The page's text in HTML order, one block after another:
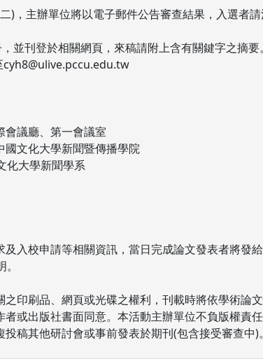
，主辦單位將以電子郵件公告審查結果，入選者請
並刊登於相關網頁，來稿請附上含有關鍵字之摘要。
會議廳、第一會議室
國文化大學新聞暨傳播學院
化大學新聞學系
入校申請等相關資訊，當日完成論文發表者將發
印刷品、網頁或光碟之權利，刊載時將依學術論
或出版社書面同意。本活動主辦單位不負版權責任
稿其他研討會或事前發表於期刊(包含接受審查中)。